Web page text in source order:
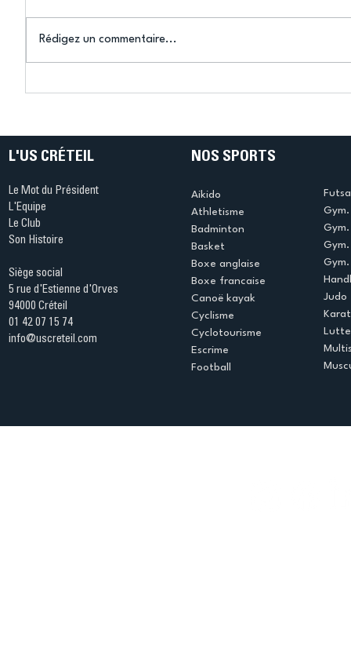
Rédigez un commentaire...
L'US CRÉTEIL
Le Mot du Président
L'Equipe
Le Club
Son Histoire
Siège social
5 rue d'Estienne d'Orves
94000 Créteil
01 42 07 15 74
info@uscreteil.com
NOS SPORTS
Aikido
Athletisme
Badminton
Basket
Boxe anglaise
Boxe francaise
Canoë kayak
Cyclisme
Cyclotourisme
Escrime
Football
Judo
Lutte